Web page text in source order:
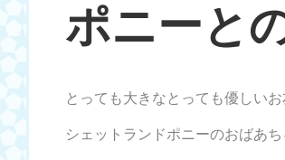
ポニーと
とっても大きなとっても優しいお
シェットランドポニーのおばあ